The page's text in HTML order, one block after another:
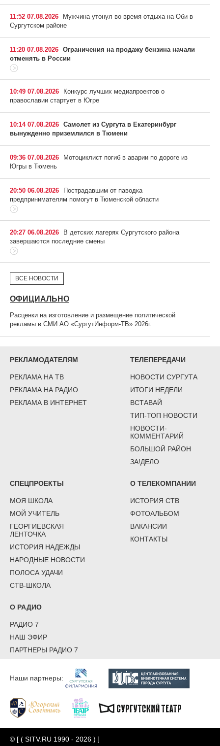
11:52 07.08.2026
Мужчина утонул во время отдыха на Оби в
Сургутском районе
11:20 07.08.2026 Ограничения на продажу бензина начали
отменять в России
10:49 07.08.2026
Конкурс лучших медиапроектов о
православии стартует в Югре
10:14 07.08.2026 Самолет из Сургута в Екатеринбург
вынужденно приземлился в Тюмени
09:36 07.08.2026
Мотоциклист погиб в аварии по дороге из
Югры в Тюмень
20:50 06.08.2026
Пострадавшим от паводка
предпринимателям помогут в Тюменской области
20:27 06.08.2026
В детских лагерях Сургутского района
завершаются последние смены
ВСЕ НОВОСТИ
ОФИЦИАЛЬНО
Расценки на изготовление и размещение политической
рекламы в СМИ АО «СургутИнформ-ТВ» 2026г.
РЕКЛАМОДАТЕЛЯМ
РЕКЛАМА НА ТВ
РЕКЛАМА НА РАДИО
РЕКЛАМА В ИНТЕРНЕТ
ТЕЛЕПЕРЕДАЧИ
НОВОСТИ СУРГУТА
ИТОГИ НЕДЕЛИ
ВСТАВАЙ
ТИП-ТОП НОВОСТИ
НОВОСТИ-
КОММЕНТАРИЙ
БОЛЬШОЙ РАЙОН
ЗА!ДЕЛО
СПЕЦПРОЕКТЫ
МОЯ ШКОЛА
МОЙ УЧИТЕЛЬ
ГЕОРГИЕВСКАЯ
ЛЕНТОЧКА
ИСТОРИЯ НАДЕЖДЫ
НАРОДНЫЕ НОВОСТИ
ПОЛОСА УДАЧИ
СТВ-ШКОЛА
О ТЕЛЕКОМПАНИИ
ИСТОРИЯ СТВ
ФОТОАЛЬБОМ
ВАКАНСИИ
КОНТАКТЫ
О РАДИО
РАДИО 7
НАШ ЭФИР
ПАРТНЕРЫ РАДИО 7
Наши партнеры:
© [ ( SITV.RU 1990 - 2026 ) ]